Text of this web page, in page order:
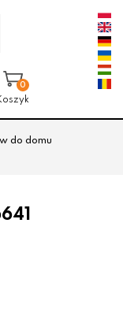
0
do domu